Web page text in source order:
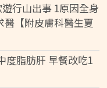
行山出事 1原因全身
醫【附皮膚科醫生夏
度脂肪肝 早餐改吃1